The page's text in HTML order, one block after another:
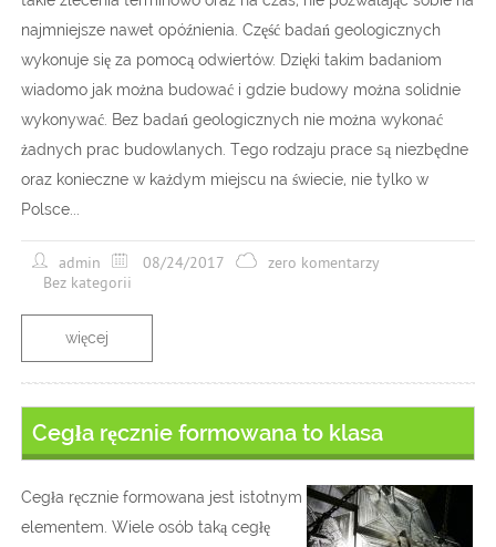
najmniejsze nawet opóźnienia. Część badań geologicznych
wykonuje się za pomocą odwiertów. Dzięki takim badaniom
wiadomo jak można budować i gdzie budowy można solidnie
wykonywać. Bez badań geologicznych nie można wykonać
żadnych prac budowlanych. Tego rodzaju prace są niezbędne
oraz konieczne w każdym miejscu na świecie, nie tylko w
Polsce...
admin 08/24/2017
zero komentarzy
Bez kategorii
więcej
Cegła ręcznie formowana to klasa
Cegła ręcznie formowana jest istotnym
elementem. Wiele osób taką cegłę